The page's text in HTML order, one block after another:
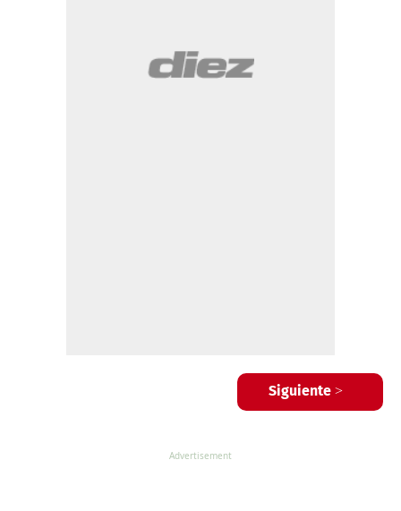
Siguiente >